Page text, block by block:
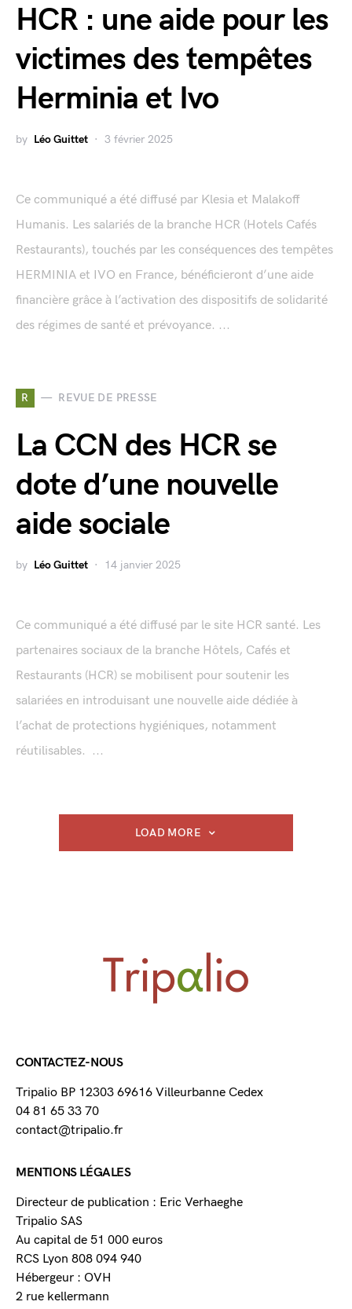
HCR : une aide pour les
victimes des tempêtes
Herminia et Ivo
by Léo Guittet 3 février 2025
Ce communiqué a été diffusé par Klesia et Malakoff
Humanis. Les salariés de la branche HCR (Hotels Cafés
Restaurants), touchés par les conséquences des tempêtes
HERMINIA et IVO en France, bénéficieront d’une aide
financière grâce à l’activation des dispositifs de solidarité
des régimes de santé et prévoyance. ...
R REVUE DE PRESSE
La CCN des HCR se
dote d’une nouvelle
aide sociale
by Léo Guittet 14 janvier 2025
Ce communiqué a été diffusé par le site HCR santé. Les
partenaires sociaux de la branche Hôtels, Cafés et
Restaurants (HCR) se mobilisent pour soutenir les
salariées en introduisant une nouvelle aide dédiée à
l’achat de protections hygiéniques, notamment
réutilisables. ...
LOAD MORE
CONTACTEZ-NOUS
Tripalio BP 12303 69616 Villeurbanne Cedex
04 81 65 33 70
contact@tripalio.fr
MENTIONS LÉGALES
Directeur de publication : Eric Verhaeghe
Tripalio SAS
Au capital de 51 000 euros
RCS Lyon 808 094 940
Hébergeur : OVH
2 rue kellermann